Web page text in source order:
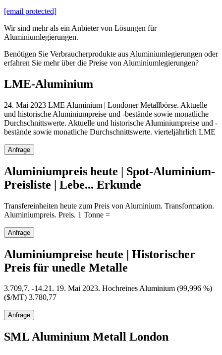
[email protected]
Wir sind mehr als ein Anbieter von Lösungen für
Aluminiumlegierungen.
Benötigen Sie Verbraucherprodukte aus Aluminiumlegierungen oder
erfahren Sie mehr über die Preise von Aluminiumlegierungen?
LME-Aluminium
24. Mai 2023 LME Aluminium | Londoner Metallbörse. Aktuelle
und historische Aluminiumpreise und -bestände sowie monatliche
Durchschnittswerte. Aktuelle und historische Aluminiumpreise und -
bestände sowie monatliche Durchschnittswerte. vierteljährlich LME
Anfrage
Aluminiumpreis heute | Spot-Aluminium-
Preisliste | Lebe... Erkunde
Transfereinheiten heute zum Preis von Aluminium. Transformation.
Aluminiumpreis. Preis. 1 Tonne =
Anfrage
Aluminiumpreise heute | Historischer
Preis für unedle Metalle
3.709,7. -14.21. 19. Mai 2023. Hochreines Aluminium (99,996 %)
($/MT) 3.780,77
Anfrage
SML Aluminium Metall London